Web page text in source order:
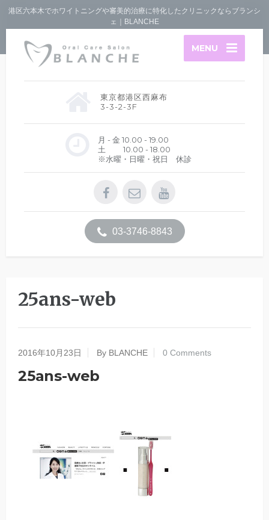
港区六本木でホワイトニングや審美的治療に特化したクリニックならブランシ
ェ｜BLANCHE
MENU
東京都港区西麻布
3-3-2-3F
月 - 金 10.00 - 19.00
土 10.00 - 18.00
※水曜・日曜・祝日 休診
03-3746-8843
25ans-web
2016年10月23日 By BLANCHE 0 Comments
25ans-web